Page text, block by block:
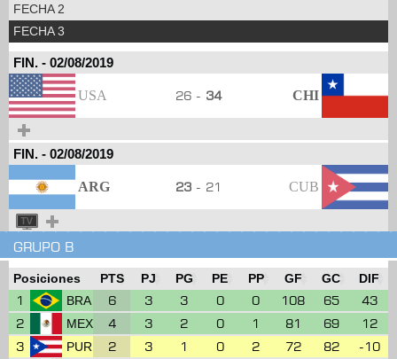
FECHA 2
FECHA 3
FIN. - 02/08/2019
USA 26 - 34 CHI
FIN. - 02/08/2019
ARG 23 - 21 CUB
GRUPO B
Posiciones PTS PJ PG PE PP GF GC DIF
1 BRA 6 3 3 0 0 108 65
43
2
MEX 4 3 2 0 1 81 69
12
3
PUR 2 3 1 0 2 72 82
-10